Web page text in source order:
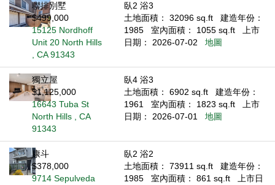
聯排別墅
$499,000
15125 Nordhoff
Unit 20 North Hills
, CA 91343
臥2 浴3
土地面積： 32096 sq.ft
建造年份：
1985
室內面積： 1055 sq.ft
上市
日期： 2026-07-02
地圖
獨立屋
$1,125,000
16643 Tuba St
North Hills , CA
91343
臥4 浴3
土地面積： 6902 sq.ft
建造年份：
1961
室內面積： 1823 sq.ft
上市
日期： 2026-07-01
地圖
康斗
$378,000
9714 Sepulveda
臥2 浴2
土地面積： 73911 sq.ft
建造年份：
1985
室內面積： 861 sq.ft
上市日